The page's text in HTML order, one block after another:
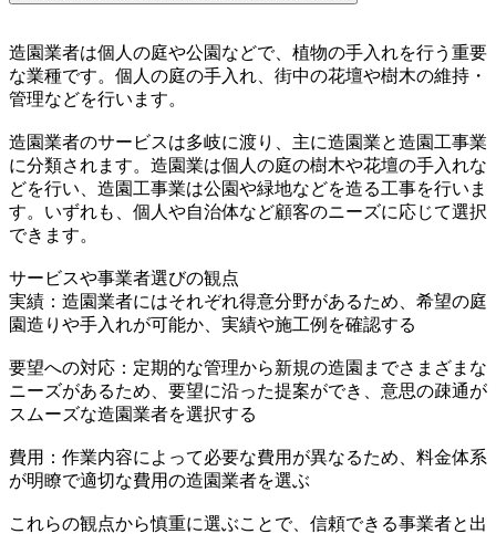
造園業者は個人の庭や公園などで、植物の手入れを行う重要
な業種です。個人の庭の手入れ、街中の花壇や樹木の維持・
管理などを行います。
造園業者のサービスは多岐に渡り、主に造園業と造園工事業
に分類されます。造園業は個人の庭の樹木や花壇の手入れな
どを行い、造園工事業は公園や緑地などを造る工事を行いま
す。いずれも、個人や自治体など顧客のニーズに応じて選択
できます。
サービスや事業者選びの観点
実績：造園業者にはそれぞれ得意分野があるため、希望の庭
園造りや手入れが可能か、実績や施工例を確認する
要望への対応：定期的な管理から新規の造園までさまざまな
ニーズがあるため、要望に沿った提案ができ、意思の疎通が
スムーズな造園業者を選択する
費用：作業内容によって必要な費用が異なるため、料金体系
が明瞭で適切な費用の造園業者を選ぶ
これらの観点から慎重に選ぶことで、信頼できる事業者と出